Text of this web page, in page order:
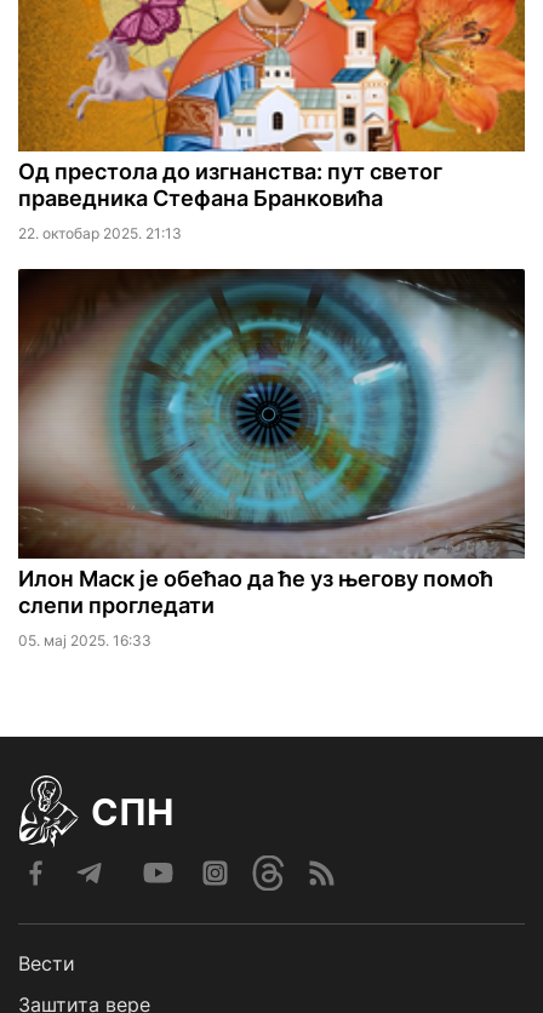
Од престола до изгнанства: пут светог
праведника Стефана Бранковића
22. октобар 2025. 21:13
Илон Маск је обећао да ће уз његову помоћ
слепи прогледати
05. мај 2025. 16:33
СПН
Вести
Заштита вере